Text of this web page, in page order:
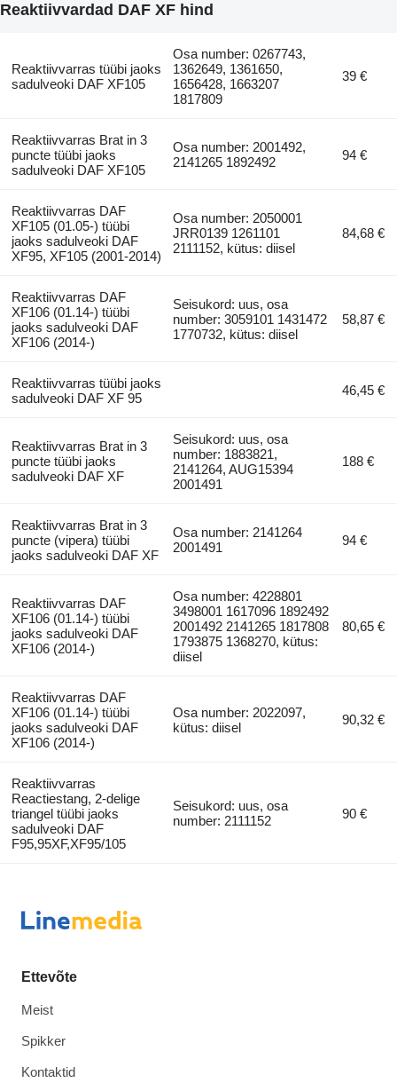
Reaktiivvardad DAF XF hind
Reaktiivvarras tüübi jaoks
sadulveoki DAF XF105
Osa number: 0267743,
1362649, 1361650,
1656428, 1663207
1817809
39 €
Reaktiivvarras Brat in 3
puncte tüübi jaoks
sadulveoki DAF XF105
Osa number: 2001492,
2141265 1892492
94 €
Reaktiivvarras DAF
XF105 (01.05-) tüübi
jaoks sadulveoki DAF
XF95, XF105 (2001-2014)
Osa number: 2050001
JRR0139 1261101
2111152, kütus: diisel
84,68 €
Reaktiivvarras DAF
XF106 (01.14-) tüübi
jaoks sadulveoki DAF
XF106 (2014-)
Seisukord: uus, osa
number: 3059101 1431472
1770732, kütus: diisel
58,87 €
Reaktiivvarras tüübi jaoks
sadulveoki DAF XF 95
46,45 €
Reaktiivvarras Brat in 3
puncte tüübi jaoks
sadulveoki DAF XF
Seisukord: uus, osa
number: 1883821,
2141264, AUG15394
2001491
188 €
Reaktiivvarras Brat in 3
puncte (vipera) tüübi
jaoks sadulveoki DAF XF
Osa number: 2141264
2001491
94 €
Reaktiivvarras DAF
XF106 (01.14-) tüübi
jaoks sadulveoki DAF
XF106 (2014-)
Osa number: 4228801
3498001 1617096 1892492
2001492 2141265 1817808
1793875 1368270, kütus:
diisel
80,65 €
Reaktiivvarras DAF
XF106 (01.14-) tüübi
jaoks sadulveoki DAF
XF106 (2014-)
Osa number: 2022097,
kütus: diisel
90,32 €
Reaktiivvarras
Reactiestang, 2-delige
triangel tüübi jaoks
sadulveoki DAF
F95,95XF,XF95/105
Seisukord: uus, osa
number: 2111152
90 €
Ettevõte
Meist
Spikker
Kontaktid